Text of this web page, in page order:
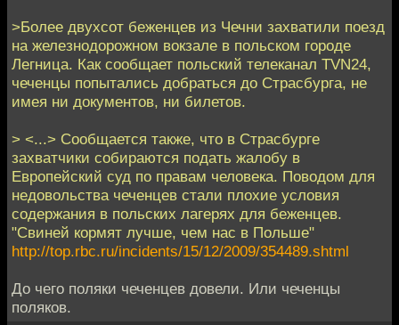
>Более двухсот беженцев из Чечни захватили поезд
на железнодорожном вокзале в польском городе
Легница. Как сообщает польский телеканал TVN24,
чеченцы попытались добраться до Страсбурга, не
имея ни документов, ни билетов.
> <...> Сообщается также, что в Страсбурге
захватчики собираются подать жалобу в
Европейский суд по правам человека. Поводом для
недовольства чеченцев стали плохие условия
содержания в польских лагерях для беженцев.
"Свиней кормят лучше, чем нас в Польше"
http://top.rbc.ru/incidents/15/12/2009/354489.shtml
До чего поляки чеченцев довели. Или чеченцы
поляков.